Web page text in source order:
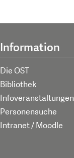
Information
Die OST
Bibliothek
Infoveranstaltungen
Personensuche
Intranet / Moodle